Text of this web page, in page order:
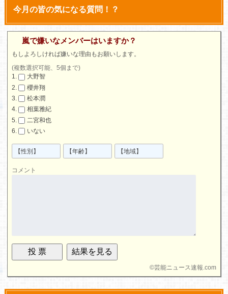
今月の皆の気になる質問！？
嵐で嫌いなメンバーはいますか？
もしよろしければ嫌いな理由もお願いします。
(複数選択可能、5個まで)
大野智
櫻井翔
松本潤
相葉雅紀
二宮和也
いない
コメント
©芸能ニュース速報.com